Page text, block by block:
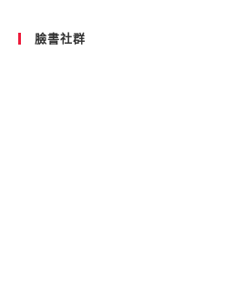
臉書社群